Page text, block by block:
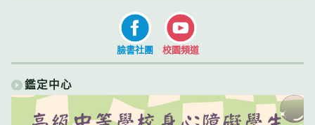
臉書社團 校園頻道
鑑定中心